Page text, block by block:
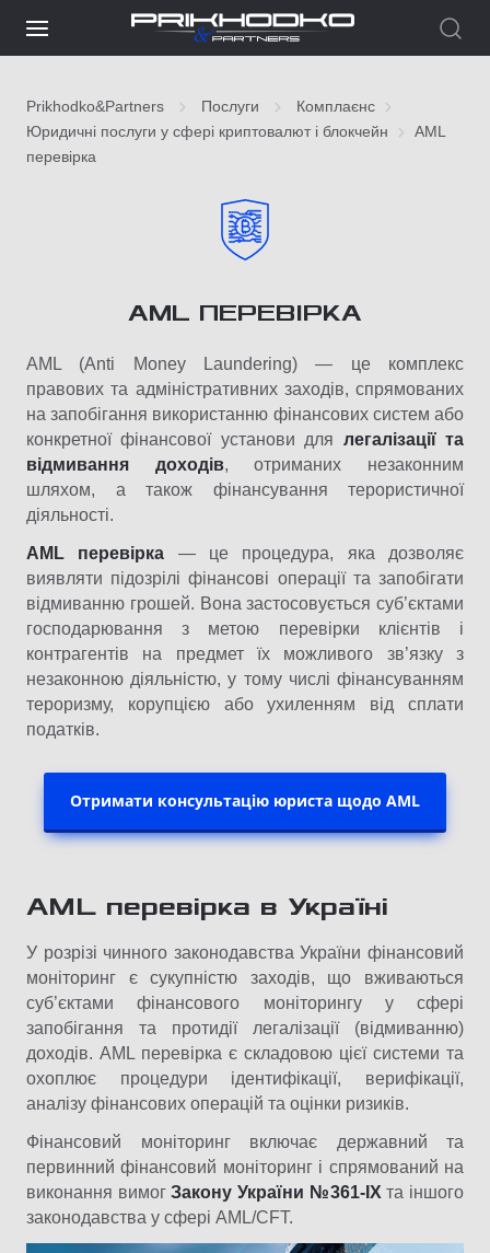
Prikhodko&Partners Послуги
Комплаєнс
Юридичні послуги у сфері криптовалют і блокчейн
AML
перевірка
AML ПЕРЕВІРКА
AML (Anti Money Laundering) — це комплекс
правових та адміністративних заходів, спрямованих
на запобігання використанню фінансових систем або
конкретної фінансової установи для легалізації та
відмивання доходів, отриманих незаконним
шляхом, а також фінансування терористичної
діяльності.
AML перевірка — це процедура, яка дозволяє
виявляти підозрілі фінансові операції та запобігати
відмиванню грошей. Вона застосовується суб’єктами
господарювання з метою перевірки клієнтів і
контрагентів на предмет їх можливого зв’язку з
незаконною діяльністю, у тому числі фінансуванням
тероризму, корупцією або ухиленням від сплати
податків.
Отримати консультацію юриста щодо AML
AML перевірка в Україні
У розрізі чинного законодавства України фінансовий
моніторинг є сукупністю заходів, що вживаються
суб’єктами фінансового моніторингу у сфері
запобігання та протидії легалізації (відмиванню)
доходів. AML перевірка є складовою цієї системи та
охоплює процедури ідентифікації, верифікації,
аналізу фінансових операцій та оцінки ризиків.
Фінансовий моніторинг включає державний та
первинний фінансовий моніторинг і спрямований на
виконання вимогЗакону України №361-IX та іншого
законодавства у сфері AML/CFT.